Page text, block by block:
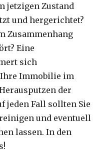
jetzigen Zustand
und hergerichtet?
Zusammenhang
Eine
sich
Immobilie im
der
jeden Fall sollten Sie
und eventuell
lassen. In den